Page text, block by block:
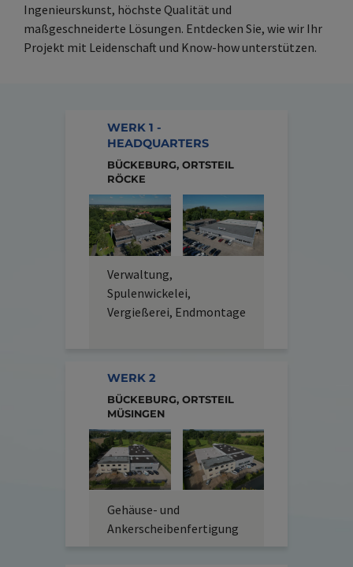
Ingenieurskunst, höchste Qualität und
maßgeschneiderte Lösungen. Entdecken Sie, wie wir Ihr
Projekt mit Leidenschaft und Know-how unterstützen.
WERK 1 -
HEADQUARTERS
BÜCKEBURG, ORTSTEIL
RÖCKE
Verwaltung,
Spulenwickelei,
Vergießerei, Endmontage
WERK 2
BÜCKEBURG, ORTSTEIL
MÜSINGEN
Gehäuse- und
Ankerscheibenfertigung